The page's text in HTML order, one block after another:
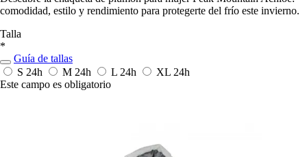
comodidad, estilo y rendimiento para protegerte del frío este invierno.
Talla
*
Guía de tallas
S 24h M 24h L 24h XL 24h
Este campo es obligatorio